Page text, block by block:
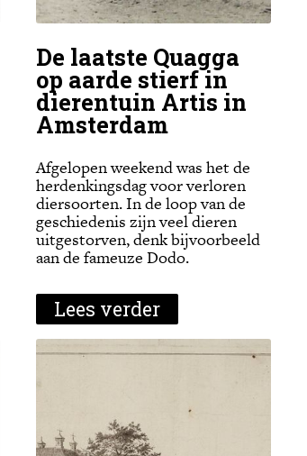
De laatste Quagga
op aarde stierf in
dierentuin Artis in
Amsterdam
Afgelopen weekend was het de
herdenkingsdag voor verloren
diersoorten. In de loop van de
geschiedenis zijn veel dieren
uitgestorven, denk bijvoorbeeld
aan de fameuze Dodo.
Lees verder